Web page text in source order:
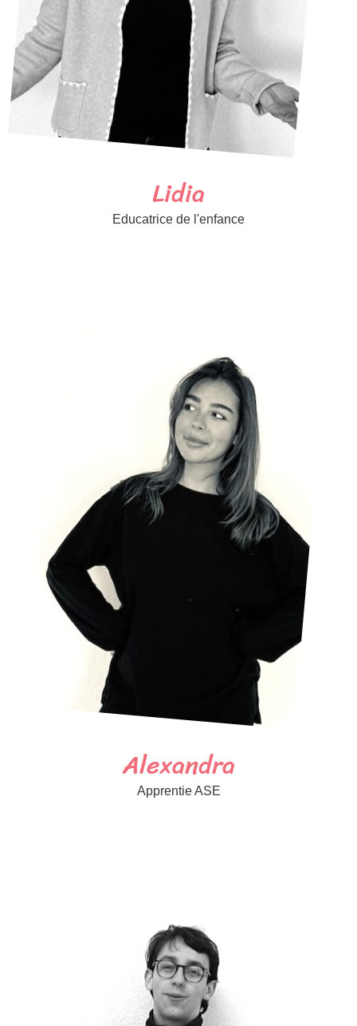
Lidia
Educatrice de l'enfance
Alexandra
Apprentie ASE